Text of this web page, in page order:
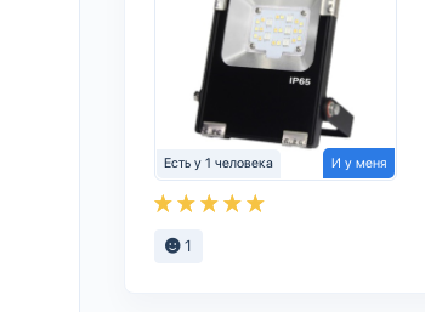
Есть у 1 человека И у меня
1